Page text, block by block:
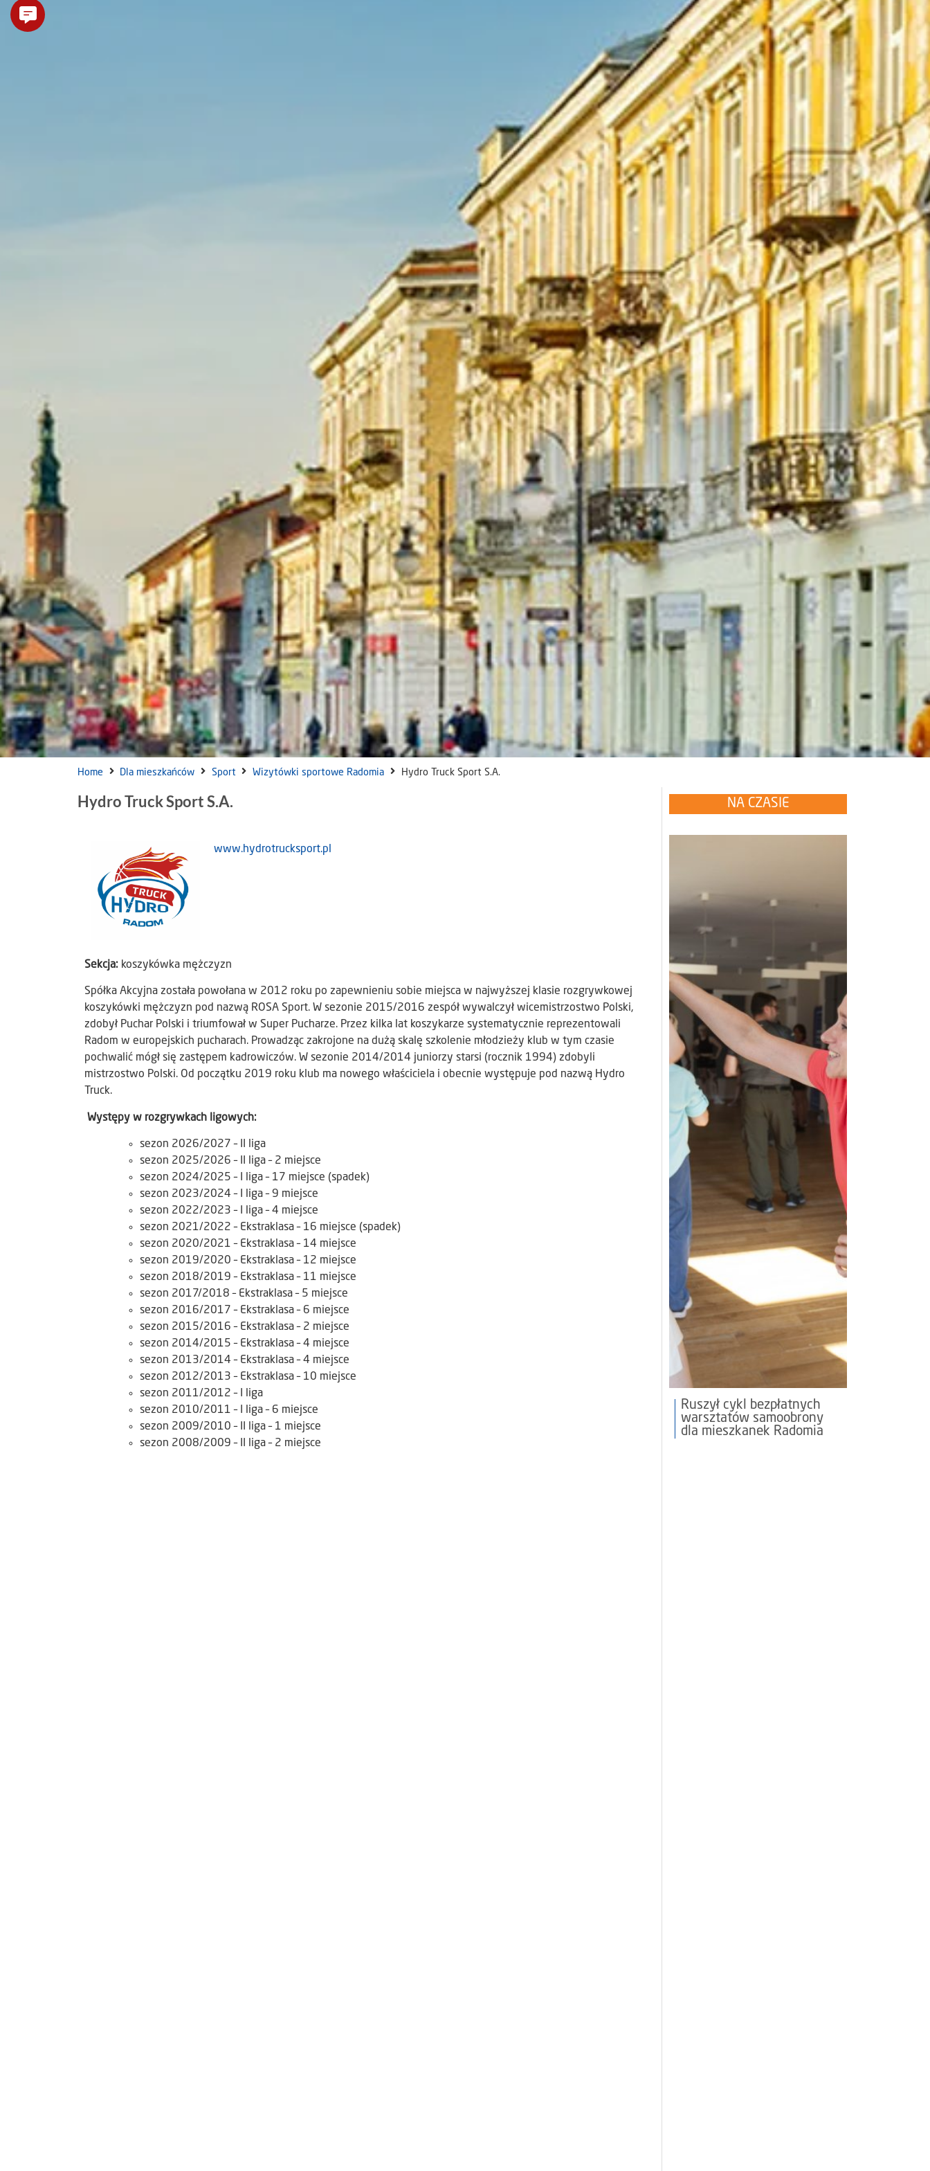
Home Dla mieszkańców Sport Wizytówki sportowe Radomia Hydro Truck Sport S.A.
Hydro Truck Sport S.A.
www.hydrotrucksport.pl
Sekcja: koszykówka mężczyzn
Spółka Akcyjna została powołana w 2012 roku po zapewnieniu sobie miejsca w najwyższej klasie rozgrywkowej
koszykówki mężczyzn pod nazwą ROSA Sport. W sezonie 2015/2016 zespół wywalczył wicemistrzostwo Polski,
zdobył Puchar Polski i triumfował w Super Pucharze. Przez kilka lat koszykarze systematycznie reprezentowali
Radom w europejskich pucharach. Prowadząc zakrojone na dużą skalę szkolenie młodzieży klub w tym czasie
pochwalić mógł się zastępem kadrowiczów. W sezonie 2014/2014 juniorzy starsi (rocznik 1994) zdobyli
mistrzostwo Polski. Od początku 2019 roku klub ma nowego właściciela i obecnie występuje pod nazwą Hydro
Truck.
Występy w rozgrywkach ligowych:
sezon 2026/2027 – II liga
sezon 2025/2026 – II liga – 2 miejsce
sezon 2024/2025 – I liga – 17 miejsce (spadek)
sezon 2023/2024 – I liga – 9 miejsce
sezon 2022/2023 – I liga – 4 miejsce
sezon 2021/2022 – Ekstraklasa – 16 miejsce (spadek)
sezon 2020/2021 – Ekstraklasa – 14 miejsce
sezon 2019/2020 – Ekstraklasa – 12 miejsce
sezon 2018/2019 – Ekstraklasa – 11 miejsce
sezon 2017/2018 – Ekstraklasa – 5 miejsce
sezon 2016/2017 – Ekstraklasa – 6 miejsce
sezon 2015/2016 – Ekstraklasa – 2 miejsce
sezon 2014/2015 – Ekstraklasa – 4 miejsce
sezon 2013/2014 – Ekstraklasa – 4 miejsce
sezon 2012/2013 – Ekstraklasa – 10 miejsce
sezon 2011/2012 – I liga
sezon 2010/2011 – I liga – 6 miejsce
sezon 2009/2010 – II liga – 1 miejsce
sezon 2008/2009 – II liga – 2 miejsce
NA CZASIE
Ruszył cykl bezpłatnych
warsztatów samoobrony
dla mieszkanek Radomia